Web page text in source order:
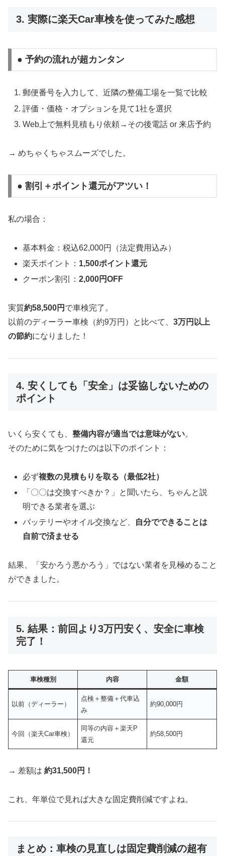
3. 実際に楽天Car車検を使ってみた感想
● 予約の流れが超カンタン
郵便番号を入力して、近隣の整備工場を一覧で比較
評価・価格・オプションを見て1社を選択
Web上で無料見積もり依頼→その後電話 or 来店予約
→ めちゃくちゃスムーズでした。
● 割引＋ポイント還元がアツい！
私の場合：
基本料金：税込62,000円（法定費用込み）
楽天ポイント： 1,500ポイント還元
クーポン割引：2,000円OFF
実質約58,500円 で車検完了。
以前のディーラー車検（約9万円）と比べて、 3万円以上
の節約になりました！
4. 安くしても「安全」は妥協しないための
ポイント
いくら安くても、 整備内容が適当では意味がない。
そのために気をつけたのは以下のポイント：
必ず複数の見積もりを取る（最低2社）
「〇〇は交換すべきか？」と聞いたら、ちゃんと説
明できる業者を選ぶ
バッテリーやオイル交換など、
自分でできることは
自前で済ませる
結果、「安かろう悪かろう」ではない業者を見極めること
ができました。
5. 結果：前回より3万円安く、安全に車検
完了！
車検種別 内容 金額
以前（ディーラー）
点検＋整備＋代車込
み
約90,000円
今回（楽天Car車検）
同等の内容＋楽天P
還元
約58,500円
→ 差額は 約31,500円！
これ、年単位で見れば大きな固定費削減ですよね。
まとめ：車検の見直しは固定費削減の超有